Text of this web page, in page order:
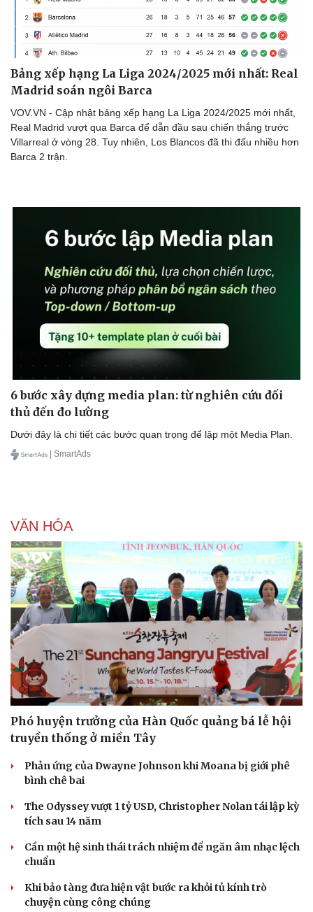
Doanh nghiệp
Thông tin doanh nghiệp
Doanh nghiệp 24h
Doanh nhân
Vì cộng đồng
Sành điệu
Tin Công nghệ
Trải nghiệm
Chuyển đổi số
Bảng xếp hạng La Liga 2024/2025 mới nhất: Real
Madrid soán ngôi Barca
VOV.VN - Cập nhật bảng xếp hạng La Liga 2024/2025 mới nhất,
Real Madrid vượt qua Barca để dẫn đầu sau chiến thắng trước
Villarreal ở vòng 28. Tuy nhiên, Los Blancos đã thi đấu nhiều hơn
Barca 2 trận.
6 bước xây dựng media plan: từ nghiên cứu đối
thủ đến đo lường
Dưới đây là chi tiết các bước quan trọng để lập một Media Plan.
| SmartAds
VĂN HÓA
Phó huyện trưởng của Hàn Quốc quảng bá lễ hội
truyền thống ở miền Tây
Phản ứng của Dwayne Johnson khi Moana bị giới phê
bình chê bai
The Odyssey vượt 1 tỷ USD, Christopher Nolan tái lập kỳ
tích sau 14 năm
Cần một hệ sinh thái trách nhiệm để ngăn âm nhạc lệch
chuẩn
Khi bảo tàng đưa hiện vật bước ra khỏi tủ kính trò
chuyện cùng công chúng